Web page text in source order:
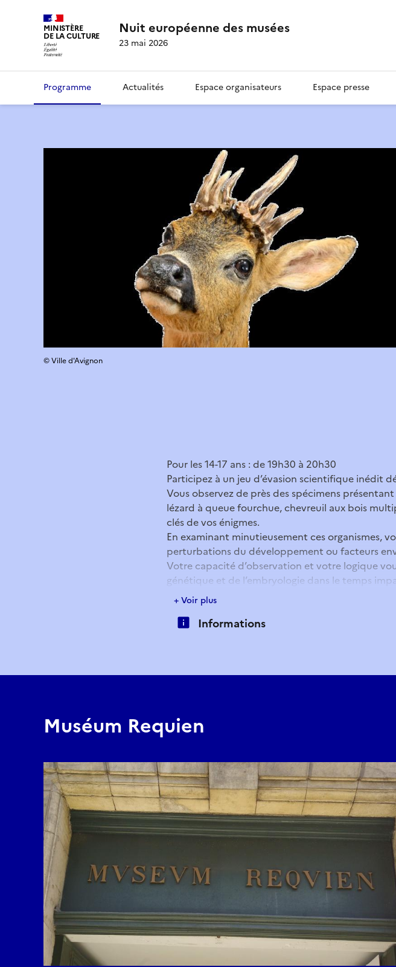
MINISTÈRE
DE LA CULTURE Nuit européenne des musées
23 mai 2026
Programme Actualités Espace organisateurs Espace presse
© Ville d'Avignon
Pour les 14-17 ans : de 19h30 à 20h30
Participez à un jeu d’évasion scientifique inédit
Vous observez de près des spécimens
lézard à queue fourchue, chevreuil aux bois
clés de vos énigmes.
En examinant minutieusement ces organismes,
perturbations du développement ou facteurs
Votre capacité d’observation et votre logique
génétique et de l’embryologie dans le temps
E-mail
+ Voir plus
Informations
Muséum Requien